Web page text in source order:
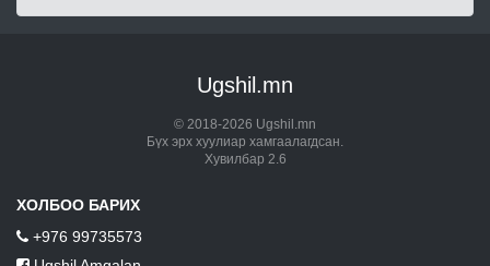
Ugshil.mn
© 2018-2026 Ugshil.mn
Бүх эрх хуулиар хамгаалагдсан.
Хувилбар 2.6
ХОЛБОО БАРИХ
+976 99735573